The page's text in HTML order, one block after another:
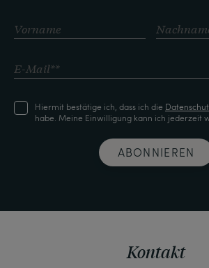
Hiermit bestätige ich, dass ich die
habe. Meine Einwilligung kann ich jederzeit
ABONNIEREN
Kontakt